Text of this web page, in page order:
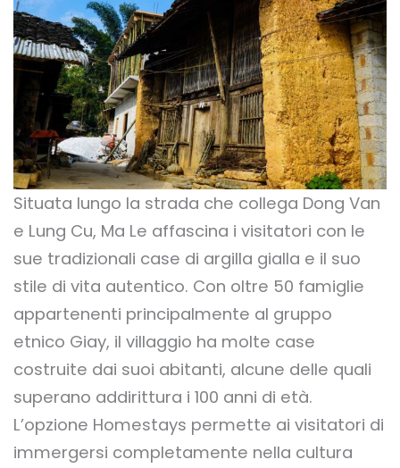
Situata lungo la strada che collega Dong Van
e Lung Cu, Ma Le affascina i visitatori con le
sue tradizionali case di argilla gialla e il suo
stile di vita autentico. Con oltre 50 famiglie
appartenenti principalmente al gruppo
etnico Giay, il villaggio ha molte case
costruite dai suoi abitanti, alcune delle quali
superano addirittura i 100 anni di età.
L’opzione Homestays permette ai visitatori di
immergersi completamente nella cultura